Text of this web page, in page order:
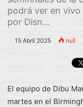
podrá ver en vivo
por Disn...
15 Abril 2025 null
El equipo de Dibu
martes en el